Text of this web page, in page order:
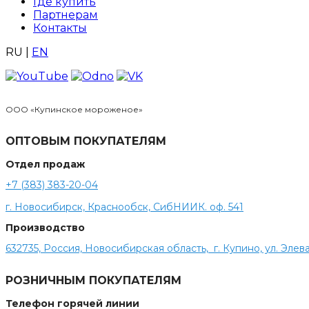
Партнерам
Контакты
RU
EN
ООО «Купинское мороженое»
ОПТОВЫМ ПОКУПАТЕЛЯМ
Отдел продаж
+7 (383) 383-20-04
г. Новосибирск, Краснообск, СибНИИК. оф. 541
Производство
632735, Россия, Новосибирская область, г. Купино, ул.
РОЗНИЧНЫМ ПОКУПАТЕЛЯМ
Телефон горячей линии